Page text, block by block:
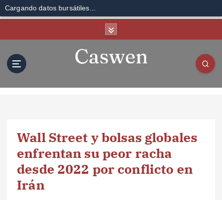
Cargando datos bursátiles...
Wall Street y bolsas globales
enfrentan su peor racha
desde 2022 por conflicto en
Irán